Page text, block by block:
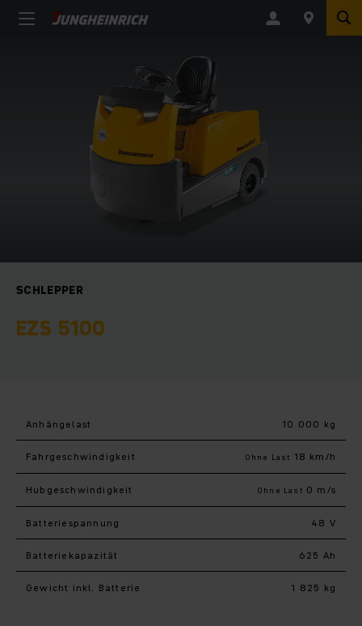
SCHLEPPER
EZS 5100
Anhängelast 10 000 kg
Fahr­geschwindigkeit Ohne Last 18 km/h
Hub­geschwindigkeit Ohne Last 0 m/s
Batteriespannung 48 V
Batteriekapazität 625 Ah
Gewicht inkl. Batterie 1 825 kg